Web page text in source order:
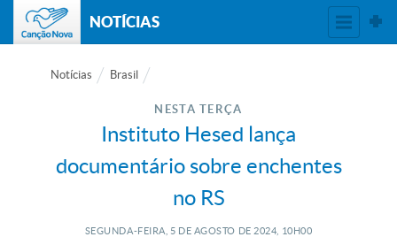
NOTÍCIAS
Notícias Brasil
NESTA TERÇA
Instituto Hesed lança
documentário sobre enchentes
no RS
SEGUNDA-FEIRA, 5 DE AGOSTO DE 2024, 10H00